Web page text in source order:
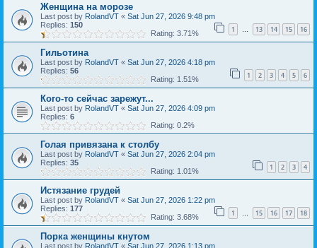
Женщина на морозе
Last post by RolandVT « Sat Jun 27, 2026 9:48 pm
Replies: 150 1 … 13 14 15 16
Rating: 3.71%
Гильотина
Last post by RolandVT « Sat Jun 27, 2026 4:18 pm
Replies: 56 1 2 3 4 5 6
Rating: 1.51%
Кого-то сейчас зарежут...
Last post by RolandVT « Sat Jun 27, 2026 4:09 pm
Replies: 6
Rating: 0.2%
Голая привязана к столбу
Last post by RolandVT « Sat Jun 27, 2026 2:04 pm
Replies: 35 1 2 3 4
Rating: 1.01%
Истязание грудей
Last post by RolandVT « Sat Jun 27, 2026 1:22 pm
Replies: 177 1 … 15 16 17 18
Rating: 3.68%
Порка женщины кнутом
Last post by RolandVT « Sat Jun 27, 2026 1:13 pm